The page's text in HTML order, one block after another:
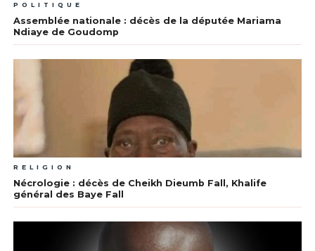
POLITIQUE
Assemblée nationale : décès de la députée Mariama
Ndiaye de Goudomp
RELIGION
Nécrologie : décès de Cheikh Dieumb Fall, Khalife
général des Baye Fall